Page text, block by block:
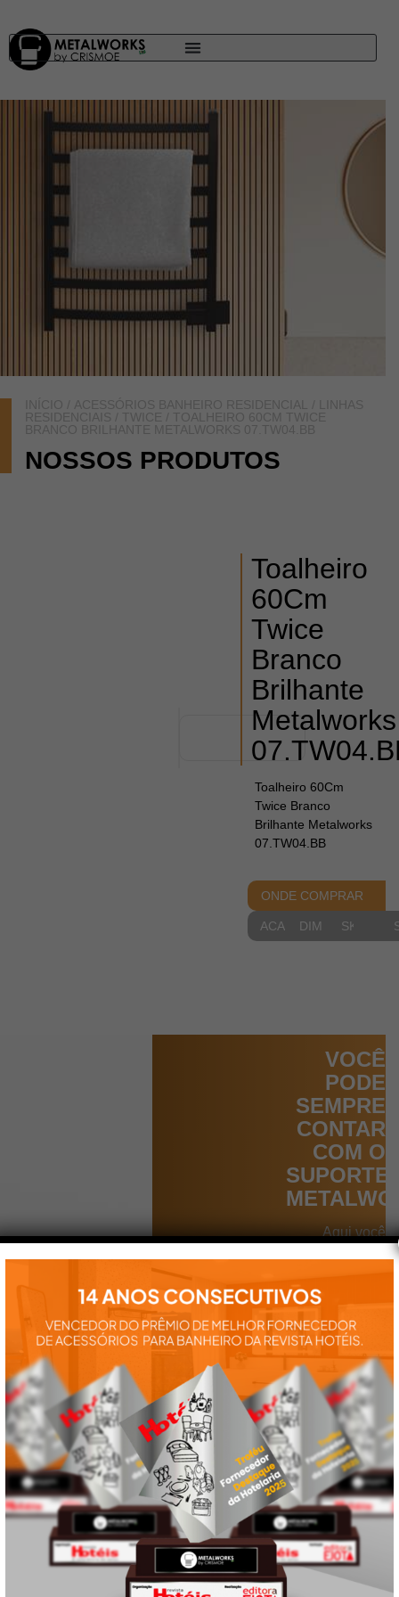
INÍCIO / ACESSÓRIOS BANHEIRO RESIDENCIAL /
LINHAS
RESIDENCIAIS / TWICE / TOALHEIRO 60CM TWICE
BRANCO BRILHANTE METALWORKS 07.TW04.BB
NOSSOS PRODUTOS
Toalheiro
60Cm
Twice
Branco
Brilhante
Metalworks
Toalheiro 60Cm
Twice Branco
Brilhante Metalworks
07.TW04.BB
ONDE COMPRAR
ACABAMENTOS
DIMENSIONAIS
VOCÊ
PODE
SEMPRE
CONTAR
COM O
SUPORTE
Aqui você
encontra tudo
para a
utilização de
produtos:
manuais,
vídeos,
catálogos e
tudo mais que
precisa.
VEJA
TAMBÉM